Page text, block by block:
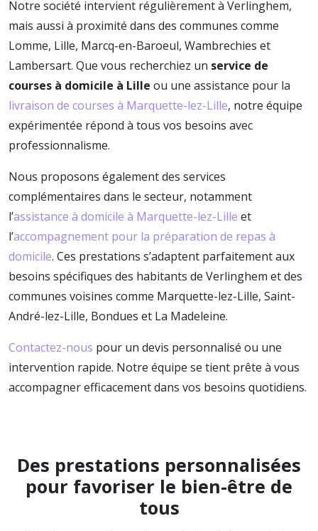
Notre société intervient régulièrement à Verlinghem,
mais aussi à proximité dans des communes comme
Lomme, Lille, Marcq-en-Baroeul, Wambrechies et
Lambersart. Que vous recherchiez un service de
courses à domicile à Lille ou une assistance pour la
livraison de courses à Marquette-lez-Lille, notre équipe
expérimentée répond à tous vos besoins avec
professionnalisme.
Nous proposons également des services
complémentaires dans le secteur, notamment
l’assistance à domicile à Marquette-lez-Lille et
l’accompagnement pour la préparation de repas à
domicile. Ces prestations s’adaptent parfaitement aux
besoins spécifiques des habitants de Verlinghem et des
communes voisines comme Marquette-lez-Lille, Saint-
André-lez-Lille, Bondues et La Madeleine.
Contactez-nous pour un devis personnalisé ou une
intervention rapide. Notre équipe se tient prête à vous
accompagner efficacement dans vos besoins quotidiens.
Des prestations personnalisées
pour favoriser le bien-être de
tous